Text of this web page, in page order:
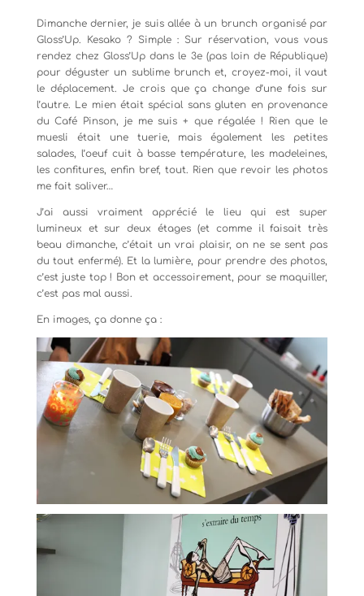
Dimanche dernier, je suis allée à un brunch organisé par
Gloss’Up. Kesako ? Simple : Sur réservation, vous vous
rendez chez Gloss’Up dans le 3e (pas loin de République)
pour déguster un sublime brunch et, croyez-moi, il vaut
le déplacement. Je crois que ça change d’une fois sur
l’autre. Le mien était spécial sans gluten en provenance
du Café Pinson, je me suis + que régalée ! Rien que le
muesli était une tuerie, mais également les petites
salades, l’oeuf cuit à basse température, les madeleines,
les confitures, enfin bref, tout. Rien que revoir les photos
me fait saliver…
J’ai aussi vraiment apprécié le lieu qui est super
lumineux et sur deux étages (et comme il faisait très
beau dimanche, c’était un vrai plaisir, on ne se sent pas
du tout enfermé). Et la lumière, pour prendre des photos,
c’est juste top ! Bon et accessoirement, pour se maquiller,
c’est pas mal aussi.
En images, ça donne ça :